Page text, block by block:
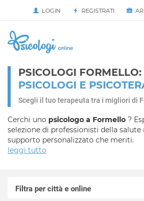
Avvia
LOGIN REGISTRATI
PSICOLOGI FORMELLO:
PSICOLOGI E
Scegli il tuo terapeuta tra i migliori di
Cerchi uno psicologo a Formello ?
selezione di professionisti della
supporto personalizzato che meriti.
leggi tutto
Filtra per città e online